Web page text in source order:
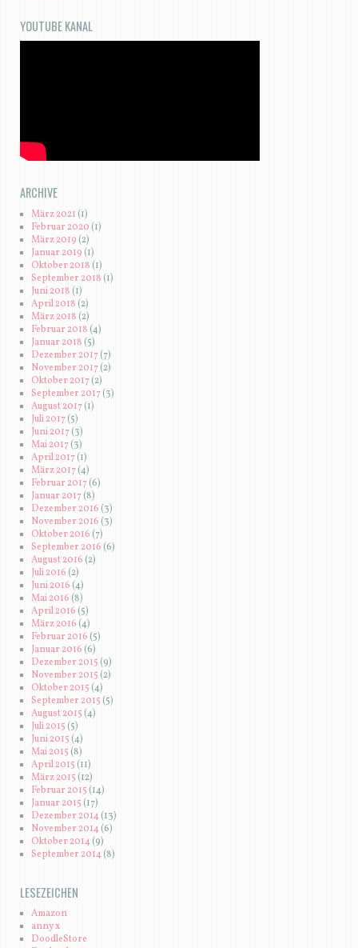
YOUTUBE KANAL
ARCHIVE
März 2021(1)
Februar 2020 (1)
März 2019 (2)
Januar 2019 (1)
Oktober 2018 (1)
September 2018 (1)
Juni 2018 (1)
April 2018 (2)
März 2018 (2)
Februar 2018(4)
Januar 2018 (5)
Dezember 2017(7)
November 2017(2)
Oktober 2017(2)
September 2017(3)
August 2017(1)
Juli 2017(5)
Juni 2017(3)
Mai 2017(3)
April 2017(1)
März 2017(4)
Februar 2017(6)
Januar 2017(8)
Dezember 2016 (3)
November 2016 (3)
Oktober 2016 (7)
September 2016 (6)
August 2016(2)
Juli 2016 (2)
Juni 2016 (4)
Mai 2016 (8)
April 2016 (5)
März 2016 (4)
Februar 2016(5)
Januar 2016 (6)
Dezember 2015 (9)
November 2015 (2)
Oktober 2015 (4)
September 2015 (5)
August 2015 (4)
Juli 2015 (5)
Juni 2015 (4)
Mai 2015(8)
April 2015 (11)
März 2015(12)
Februar 2015 (14)
Januar 2015 (17)
Dezember 2014(13)
November 2014(6)
Oktober 2014(9)
September 2014(8)
LESEZEICHEN
Amazon
anny x
DoodleStore